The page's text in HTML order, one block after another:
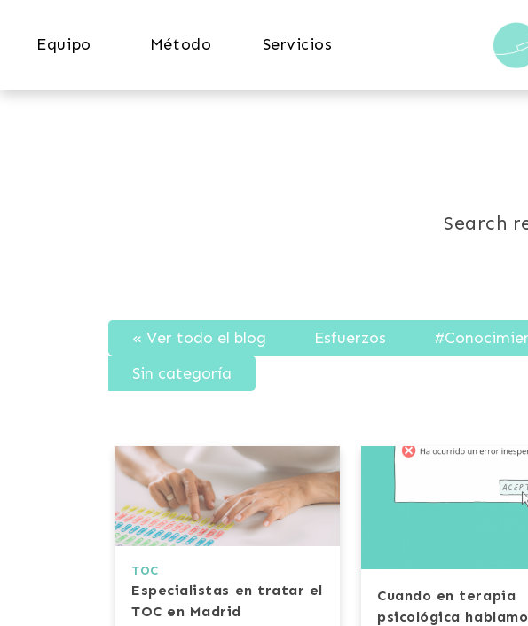
Equipo Método Servicios
Search
« Ver todo el blog Esfuerzos
Sin categoría
TOC
Especialistas en tratar el
TOC en Madrid
Cuando en terapia
psicológica